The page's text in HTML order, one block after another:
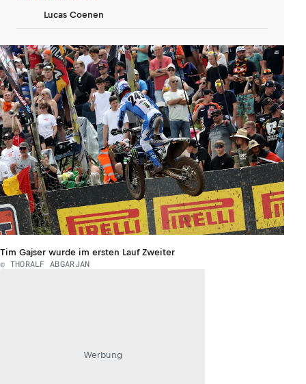
Lucas Coenen
Tim Gajser wurde im ersten Lauf Zweiter
© THORALF ABGARJAN
Werbung